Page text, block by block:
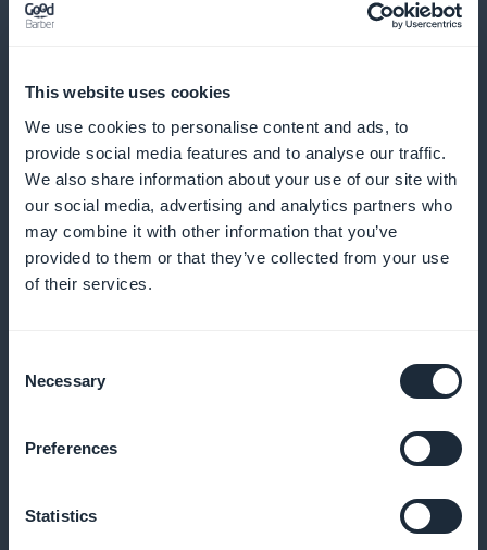
This website uses cookies
We use cookies to personalise content and ads, to
provide social media features and to analyse our traffic.
We also share information about your use of our site with
our social media, advertising and analytics partners who
may combine it with other information that you’ve
provided to them or that they’ve collected from your use
of their services.
Selection
Necessary
Preferences
Statistics
optimoimiseksi
Seuraa vuorovaikutusta sisältösi kanssa, jotta voit
tarkentaa toimituksellista strategiaasi. Näiden
tietojen avulla voit kohdistaa sisältösi täsmällisesti
yleisösi kiinnostuksen kohteisiin, mikä lisää sisältösi
tehokkuutta ja kuuntelijoiden tyytyväisyyttä
Interaktiiviset tilauswidgetit
Käytä interaktiivisia widgettejä mainostaaksesi
tilauksiasi suoraan sivustollasi tai sovelluksessasi.
saatavuutta ja tukee tilaajakantasi kasvua